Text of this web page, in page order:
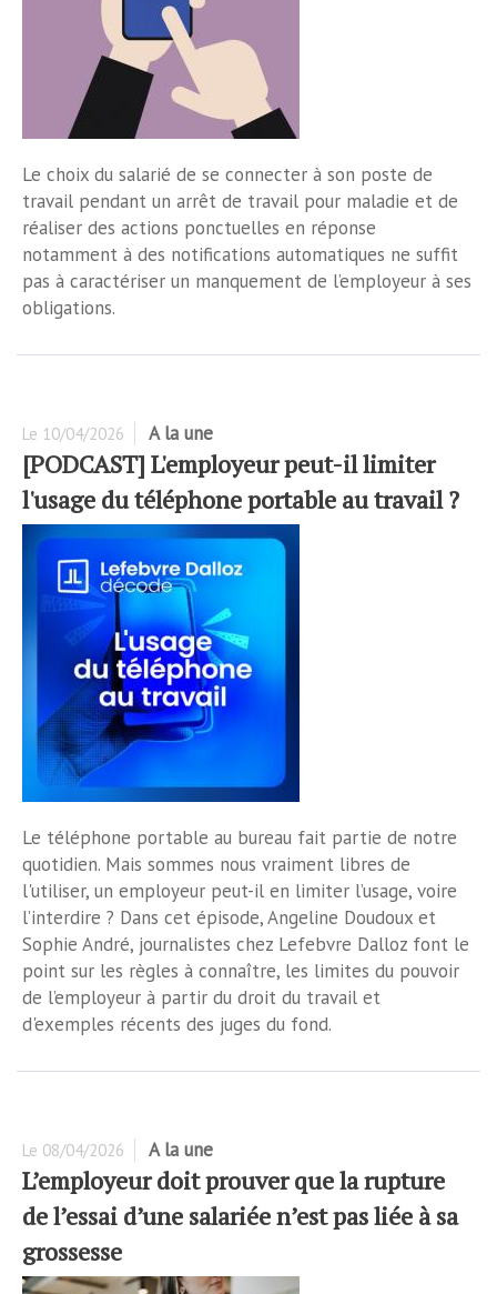
Le choix du salarié de se connecter à son poste de
travail pendant un arrêt de travail pour maladie et de
réaliser des actions ponctuelles en réponse
notamment à des notifications automatiques ne suffit
pas à caractériser un manquement de l’employeur à ses
obligations.
Le 10/04/2026 A la une
[PODCAST] L'employeur peut-il limiter
l'usage du téléphone portable au travail ?
Le téléphone portable au bureau fait partie de notre
quotidien. Mais sommes nous vraiment libres de
l'utiliser, un employeur peut-il en limiter l’usage, voire
l’interdire ? Dans cet épisode, Angeline Doudoux et
Sophie André, journalistes chez Lefebvre Dalloz font le
point sur les règles à connaître, les limites du pouvoir
de l’employeur à partir du droit du travail et
d'exemples récents des juges du fond.
Le 08/04/2026 A la une
L’employeur doit prouver que la rupture
de l’essai d’une salariée n’est pas liée à sa
grossesse